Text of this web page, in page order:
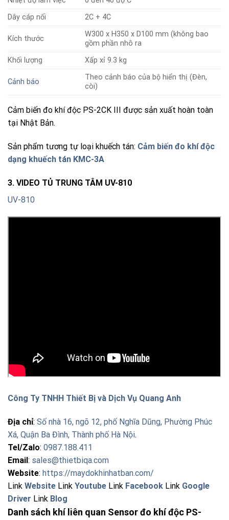
Dây cáp nối
2C + 4C
Kích thước
W300 x H350 x D100 mm (không bao
gồm phần nhô ra
Khối lượng
Xấp xỉ 9.3 kg
Cảnh báo
Theo cảnh báo của bộ hiển thị (Đèn,
còi)
Cảm biến đo khí độc PS-2CK III được sản xuất hoàn toàn
tại Nhật Bản.
Sản phẩm tương tự loại khuếch tán: Cảm biến đo khí độc
dạng khuếch tán KMC-3A
3. VIDEO TỦ TRUNG TÂM UV-810
UV-810
Công Ty TNHH Thiết Bị và Dịch Vụ Quang Anh
Địa chỉ: Số nhà 16, ngõ 12, phố Nghĩa Dũng, Phường Phúc
Xá, Quận Ba Đình, Thành phố Hà Nội.
Tel/Zalo: 0987.188.411
Email: sales@thietbiqa.com
Website: https://maydokhinhatban.com/
Link Website Link Youtube Link Facebook Link Google
Driver Link Blog
Danh sách khí liên quan Sensor đo khí độc PS-